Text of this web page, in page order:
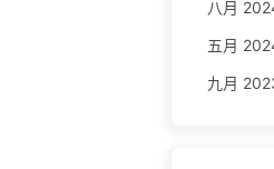
八月
五月
九月